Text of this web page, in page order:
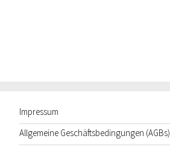
Impressum
Allgemeine Geschäftsbedingungen (AGBs)